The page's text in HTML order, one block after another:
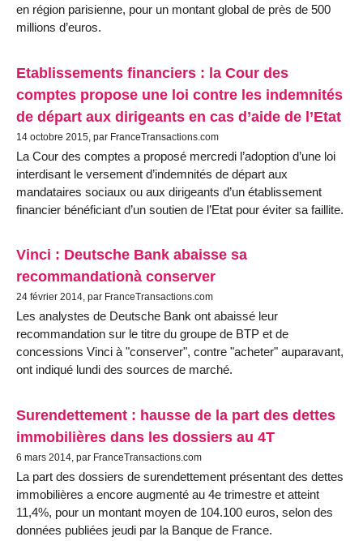
en région parisienne, pour un montant global de près de 500
millions d’euros.
Etablissements financiers : la Cour des
comptes propose une loi contre les indemnités
de départ aux dirigeants en cas d’aide de l’Etat
14 octobre 2015, par FranceTransactions.com
La Cour des comptes a proposé mercredi l’adoption d’une loi
interdisant le versement d’indemnités de départ aux
mandataires sociaux ou aux dirigeants d’un établissement
financier bénéficiant d’un soutien de l’Etat pour éviter sa faillite.
Vinci : Deutsche Bank abaisse sa
recommandationà conserver
24 février 2014, par FranceTransactions.com
Les analystes de Deutsche Bank ont abaissé leur
recommandation sur le titre du groupe de BTP et de
concessions Vinci à "conserver", contre "acheter" auparavant,
ont indiqué lundi des sources de marché.
Surendettement : hausse de la part des dettes
immobilières dans les dossiers au 4T
6 mars 2014, par FranceTransactions.com
La part des dossiers de surendettement présentant des dettes
immobilières a encore augmenté au 4e trimestre et atteint
11,4%, pour un montant moyen de 104.100 euros, selon des
données publiées jeudi par la Banque de France.